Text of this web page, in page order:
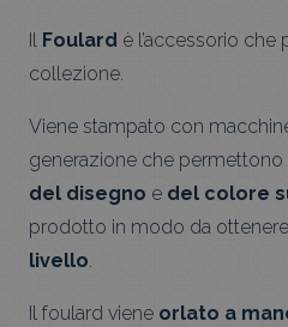
Il Foulard è l’accessorio che
collezione.
Viene stampato con
generazione che permettono
del disegno e del colore
prodotto in modo da
livello.
Il foulard viene orlato a